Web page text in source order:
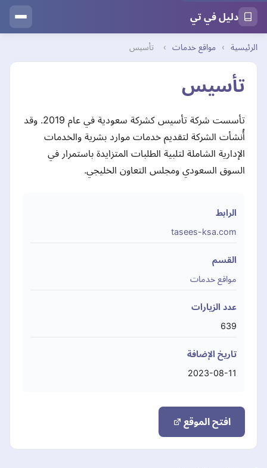
دليل في تي
الرئيسية › مواقع خدمات › تأسيس
تأسيس
تأسست شركة تأسيس كشركة سعودية في عام 2019. وقد
أُنشأت الشركة لتقديم خدمات موارد بشرية والخدمات
الإدارية الشاملة لتلبية الطلبات المتزايدة باستمرار في
السوق السعودي ومجلس التعاون الخليجي.
الرابط
tasees-ksa.com
القسم
مواقع خدمات
عدد الزيارات
639
تاريخ الإضافة
2023-08-11
افتح الموقع